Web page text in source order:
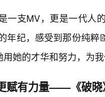
一支MV，更是一代人
年纪，感受到那份纯
用她的才华和努力，为
赋有力量——《破晓